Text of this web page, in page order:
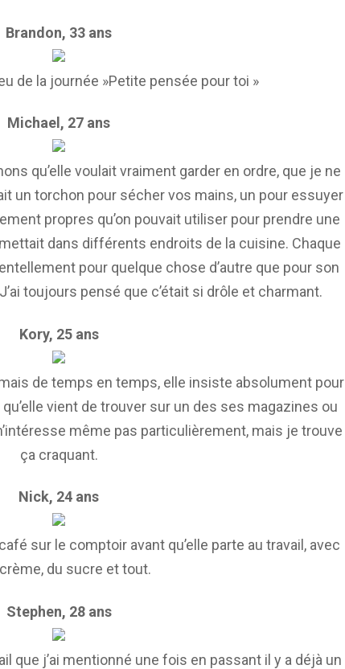
Brandon, 33 ans
de la journée »Petite pensée pour toi »
Michael, 27 ans
qu’elle voulait vraiment garder en ordre, que je ne
un torchon pour sécher vos mains, un pour essuyer
propres qu’on pouvait utiliser pour prendre une
dans différents endroits de la cuisine. Chaque
pour quelque chose d’autre que pour son
toujours pensé que c’était si drôle et charmant.
Kory, 25 ans
de temps en temps, elle insiste absolument pour
vient de trouver sur un des ses magazines ou
même pas particulièrement, mais je trouve
ça craquant.
Nick, 24 ans
sur le comptoir avant qu’elle parte au travail, avec
du sucre et tout.
Stephen, 28 ans
que j’ai mentionné une fois en passant il y a déjà un